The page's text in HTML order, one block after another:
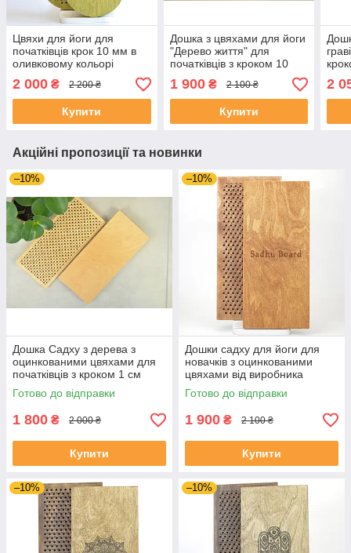
Цвяхи для йоги для
початківців крок 10 мм в
оливковому кольорі
гравіюванням ОМ. Дошки
для цвяхостояння,
медитації.
2 000 ₴ 2 200 ₴
Купити
Дошка з цвяхами для йоги
"Дерево життя" для
початківців з кроком 10
мм. Цвяхи для ніг,
цвяхостояння, медитації.
1 900₴ 2 100 ₴
Купити
2
Акційні пропозиції та новинки
–10%
Дошка Садху з дерева з
оцинкованими цвяхами для
початківців з кроком 1 см
Готово до відправки
1 800 ₴ 2 000 ₴
Купити
–10%
Дошки садху для йоги для
новачків з оцинкованими
цвяхами від виробника
morebi
Готово до відправки
1 900 ₴ 2 100 ₴
Купити
–10% –10%